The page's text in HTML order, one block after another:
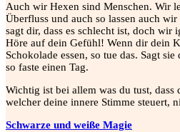
Auch wir Hexen sind Menschen. Wir
Überfluss und auch so lassen auch
sagt dir, dass es schlecht ist, doch
Höre auf dein Gefühl! Wenn dir dein
Schokolade essen, so tue das. Sagt
so faste einen Tag.
Wichtig ist bei allem was du tust, dass
welcher deine innere Stimme steuert,
Schwarze und weiße Magie